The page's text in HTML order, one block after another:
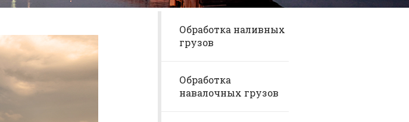
Обработка наливных
грузов
Обработка
навалочных грузов